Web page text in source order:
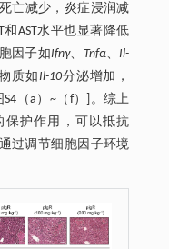
亡减少，炎症浸润减
AST水平也显著降低
因子如Ifnγ、 Tnfα、Il-
质如 Il-10分泌增加，
（a）~（f）]。综上
保护作用，可以抵抗
过调节细胞因子环境